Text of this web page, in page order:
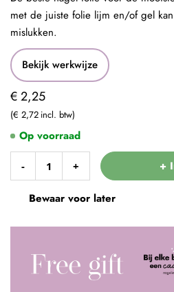
Bekijk werkwijze
€ 2,25
€ 2,72
- + +
Bewaar voor later
Op voorraad
met de juiste folie lijm en/of gel
mislukken.